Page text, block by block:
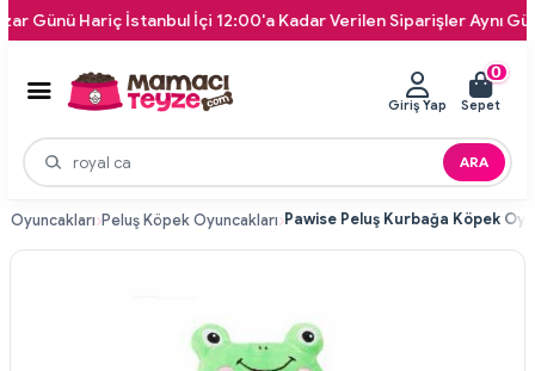
Hariç İstanbul İçi 12:00'a Kadar Verilen Siparişler Aynı Gün
ARA
Giriş Yap
0
Sepet
Oyuncakları Peluş Köpek Oyuncakları